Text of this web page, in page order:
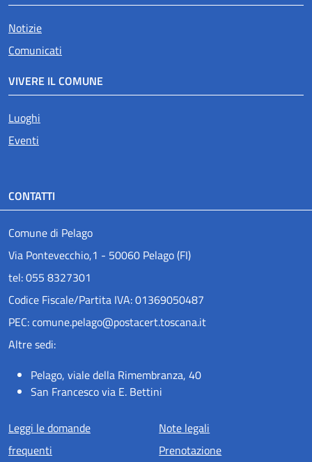
Notizie
Comunicati
VIVERE IL COMUNE
Luoghi
Eventi
CONTATTI
Comune di Pelago
Via Pontevecchio,1 - 50060 Pelago (FI)
tel: 055 8327301
Codice Fiscale/Partita IVA: 01369050487
PEC: comune.pelago@postacert.toscana.it
Altre sedi:
Pelago, viale della Rimembranza, 40
San Francesco via E. Bettini
Menu piè di pagina
Leggi le domande
frequenti
Note legali
Prenotazione